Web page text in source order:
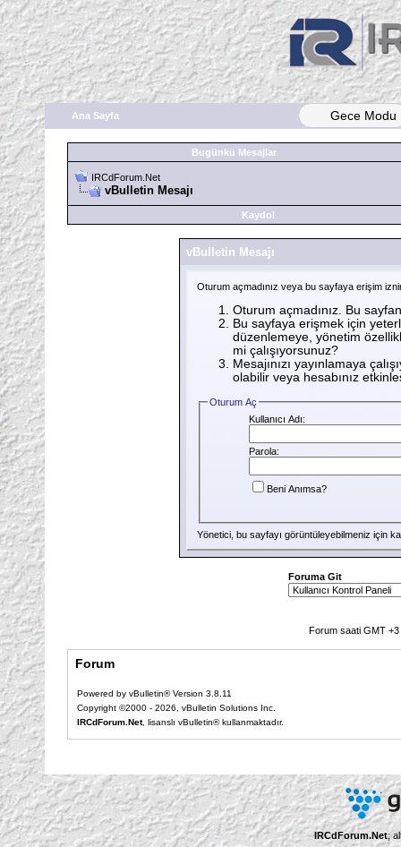
Ana Sayfa Gece Modu
Bugünkü Mesajlar
IRCdForum.Net
vBulletin Mesajı
Kaydol
vBulletin Mesajı
Oturum açmadınız veya bu sayfaya erişim
Oturum açmadınız. Bu
Bu sayfaya erişmek için
düzenlemeye, yönetim
mi çalışıyorsunuz?
Mesajınızı yayınlamaya
olabilir veya hesabınız
Oturum Aç
Kullanıcı Adı:
Parola:
Beni Anımsa?
Yönetici, bu sayfayı görüntüleyebilmeniz için
Foruma Git
Forum saati GMT
Forum
Powered by vBulletin® Version 3.8.11
Copyright ©2000 - 2026, vBulletin Solutions Inc.
IRCdForum.Net, lisanslı vBulletin® kullanmaktadır.
IRCdForum.Net;